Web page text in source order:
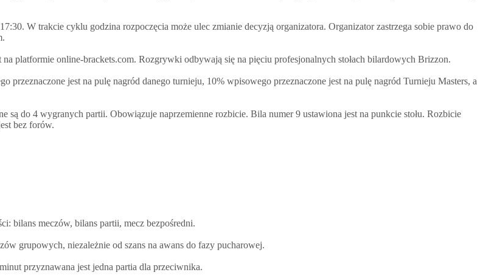
W trakcie cyklu godzina rozpoczęcia może ulec zmianie decyzją organizatora. Organizator zastrzega sobie prawo do
platformie online-brackets.com. Rozgrywki odbywają się na pięciu profesjonalnych stołach bilardowych Brizzon.
przeznaczone jest na pulę nagród danego turnieju, 10% wpisowego przeznaczone jest na pulę nagród Turnieju Masters, a
do 4 wygranych partii. Obowiązuje naprzemienne rozbicie. Bila numer 9 ustawiona jest na punkcie stołu. Rozbicie
bez forów.
bilans meczów, bilans partii, mecz bezpośredni.
grupowych, niezależnie od szans na awans do fazy pucharowej.
przyznawana jest jedna partia dla przeciwnika.